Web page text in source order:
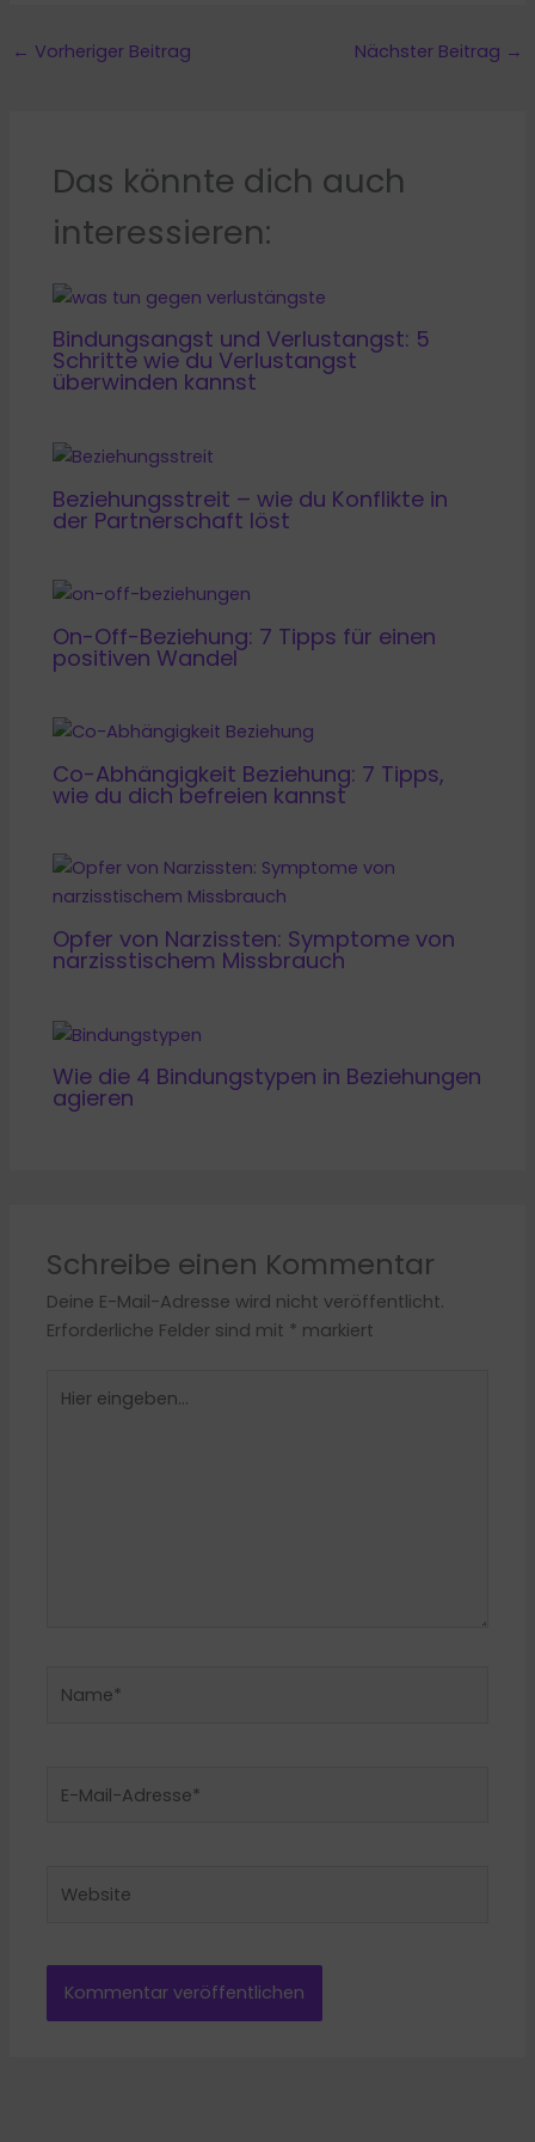
← Vorheriger Beitrag Nächster Beitrag →
Das könnte dich auch
interessieren:
Bindungsangst und Verlustangst: 5
Schritte wie du Verlustangst
überwinden kannst
Beziehungsstreit – wie du Konflikte in
der Partnerschaft löst
On-Off-Beziehung: 7 Tipps für einen
positiven Wandel
Co-Abhängigkeit Beziehung: 7 Tipps,
wie du dich befreien kannst
Opfer von Narzissten: Symptome von
narzisstischem Missbrauch
Wie die 4 Bindungstypen in Beziehungen
agieren
Schreibe einen Kommentar
Deine E-Mail-Adresse wird nicht veröffentlicht.
Erforderliche Felder sind mit * markiert
eingeben…
Mail-